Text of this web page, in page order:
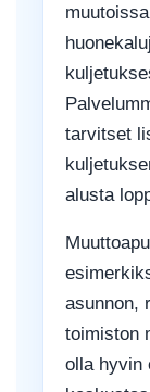
tarvitset
alusta
asunnon,
toimiston
olla hyvin